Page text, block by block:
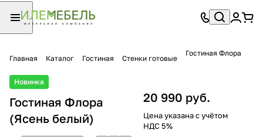
Главная Каталог Гостиная Стенки готовые
Гостиная Флора
Новинка
Гостиная Флора
(Ясень белый)
20 990 руб.
Цена указана с учётом
НДС 5%